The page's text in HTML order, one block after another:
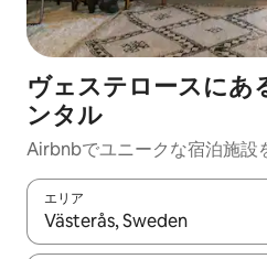
ヴェステロースにあ
ンタル
Airbnbでユニークな宿泊施設
エリア
検索結果が表示されたら、上